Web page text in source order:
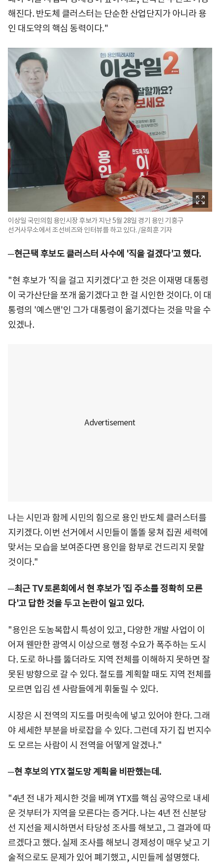
해진다. 반도체 클러스터는 단순한 산업단지가 아니라 용
인 대도약의 핵심 동력이다."
이상일 국민의힘 용인시장 후보가 지난 5월 28일 경기 용인 기흥구
선거사무소에서 조선비즈와 인터뷰를 하고 있다. /윤희훈 기자
─현근택 후보도 클러스터 사수에 '직을 걸겠다'고 했다.
"현 후보가 '직을 걸고 지키겠다'고 한 것은 이재명 대통령
이 국가산단을 쪼개 옮기겠다고 한 걸 시인한 것이다. 이 대
통령의 '예스맨'인 그가 대통령이 옮기겠다는 것을 막을 수
있겠나.
나는 시민과 함께 시민의 힘으로 용인 반도체 클러스터를
지키겠다. 이번 선거에서 시민들이 똘똘 뭉쳐 집권 세력에
맞서는 모습을 보여준다면 용인을 함부로 건드리지 못할
것이다."
─최근 TV 토론회에서 현 후보가 '집 주소를 정확히 모른
다'고 답한 것을 두고 논란이 일고 있다.
"용인은 도농복합시 특성이 있고, 다양한 개발 사업이 이
어져 웬만한 광역시 이상으로 행정 수요가 폭주하는 도시
다. 도로 하나를 뚫더라도 지역 전체를 이해하지 못하면 잘
못된 방향으로 갈 수 있다. 철도를 계획할 때도 지역 전체를
모르면 입김 센 사람들에게 휘둘릴 수 있다.
시장은 시 전역의 지도를 머릿속에 넣고 있어야 한다. 그래
야 세세한 부분을 바로잡을 수 있다. 그런데 자기 집 번지수
도 모르는 사람이 시 전역을 어떻게 알겠나."
─현 후보의 YTX 철도망 계획을 비판했는데.
"4년 전 내가 제시한 것을 베껴 YTX를 핵심 공약으로 내세
운 것부터가 지역을 모른다는 증거다. 나는 4년 전 신분당
선 지선을 제시하면서 타당성 조사를 해보고, 그 결과에 따
르겠다고 했다. 실제 조사를 해보니 경제성이 매우 낮고 기
술적으로도 문제가 있어 폐기했고, 시민들께 설명했다.